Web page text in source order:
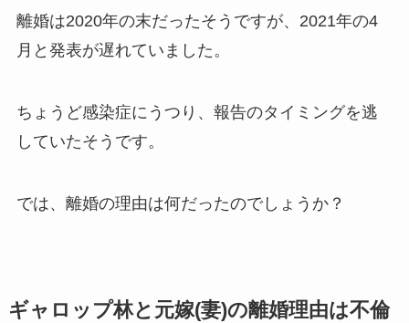
離婚は2020年の末だったそうですが、2021年の4
月と発表が遅れていました。
ちょうど感染症にうつり、報告のタイミングを逃
していたそうです。
では、離婚の理由は何だったのでしょうか？
ギャロップ林と元嫁(妻)の離婚理由は不倫